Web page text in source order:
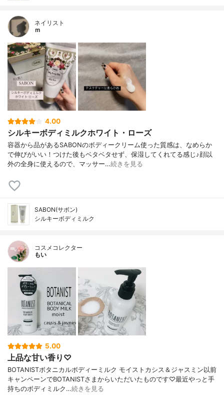
ネイリスト
ｍ
4.00
シルキーボディミルクホワイト・ローズ
容器から品があるSABONのボディークリーム使った質感は、なめらか
で伸びがいい！つけた後もベタベタせず、保湿してくれてる感じ♪顔以
外の全身に使えるので、マッサー…続きを見る
SABON(サボン)
シルキーボディミルク
コスメコレクター
もい
5.00
上品な甘い香り♡
BOTANISTボタニカルボディーミルク モイストカシス＆ジャスミン以前
キャンペーンでBOTANISTさまからいただいたものです♡最近やっと手
持ちのボディミルク…続きを見る